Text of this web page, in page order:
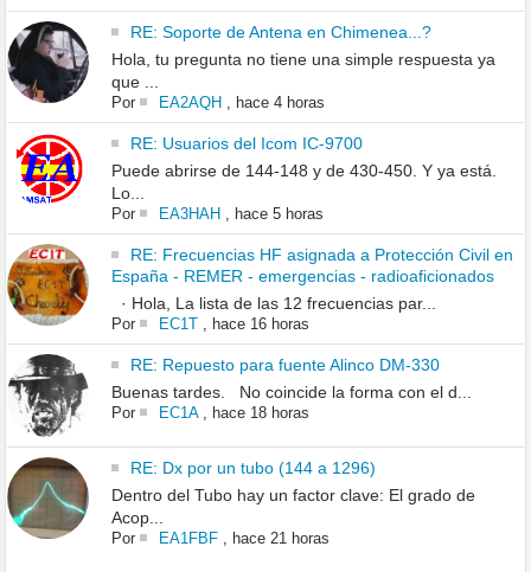
RE: Soporte de Antena en Chimenea...?
Hola, tu pregunta no tiene una simple respuesta ya
que ...
Por EA2AQH, hace 4 horas
RE: Usuarios del Icom IC-9700
Puede abrirse de 144-148 y de 430-450. Y ya está.
Lo...
Por EA3HAH, hace 5 horas
RE: Frecuencias HF asignada a Protección Civil en
España - REMER - emergencias - radioaficionados
· Hola, La lista de las 12 frecuencias par...
Por EC1T, hace 16 horas
RE: Repuesto para fuente Alinco DM-330
Buenas tardes. No coincide la forma con el d...
Por EC1A, hace 18 horas
RE: Dx por un tubo (144 a 1296)
Dentro del Tubo hay un factor clave: El grado de
Acop...
Por EA1FBF, hace 21 horas